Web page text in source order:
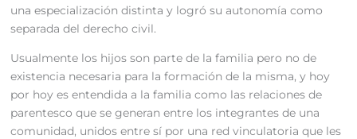
una especialización distinta y logró su autonomía como
separada del derecho civil.
Usualmente los hijos son parte de la familia pero no de
existencia necesaria para la formación de la misma, y hoy
por hoy es entendida a la familia como las relaciones de
parentesco que se generan entre los integrantes de una
comunidad, unidos entre sí por una red vinculatoria que les